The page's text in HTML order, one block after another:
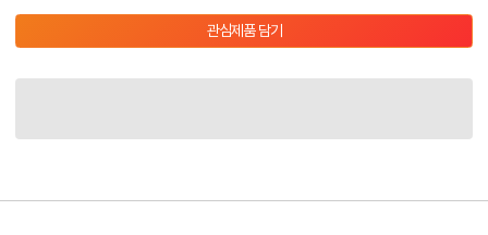
관심제품 담기